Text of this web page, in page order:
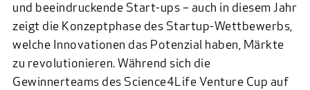
und beeindruckende Start-ups – auch in diesem Jahr
zeigt die Konzeptphase des Startup-Wettbewerbs,
welche Innovationen das Potenzial haben, Märkte
zu revolutionieren. Während sich die
Gewinnerteams des Science4Life Venture Cup auf